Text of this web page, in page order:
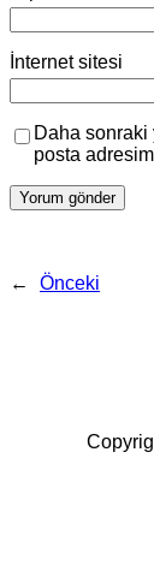
İnternet sitesi
Daha sonraki
posta
← Önceki